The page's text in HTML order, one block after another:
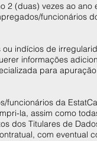
2 (duas) vezes ao
funcionários
indícios de
informações
para
funcionários da
la, assim como
dos Titulares de
com eventual